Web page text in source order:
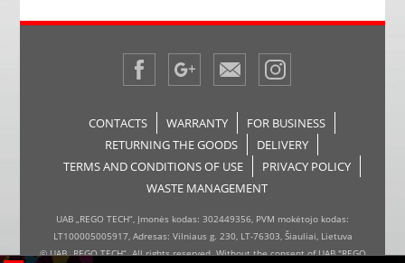
CONTACTS WARRANTY
FOR BUSINESS
RETURNING THE GOODS
DELIVERY
TERMS AND CONDITIONS OF USE
PRIVACY POLICY
WASTE MANAGEMENT
UAB „REGO TECH“, Įmonės kodas: 302449356, PVM mokėtojo kodas:
LT100005005917, Adresas: Vilniaus g. 230, LT-76303, Šiauliai, Lietuva
© UAB „REGO TECH“. All rights reserved. Without the consent of UAB "REGO